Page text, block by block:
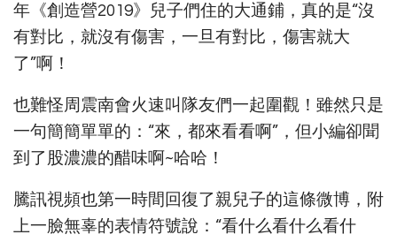
年《創造營2019》兒子們住的大通鋪，真的是“沒
有對比，就沒有傷害，一旦有對比，傷害就大
了”啊！
也難怪周震南會火速叫隊友們一起圍觀！雖然只是
一句簡簡單單的：“來，都來看看啊”，但小編卻聞
到了股濃濃的醋味啊~哈哈！
騰訊視頻也第一時間回復了親兒子的這條微博，附
上一臉無辜的表情符號說：“看什么看什么看什